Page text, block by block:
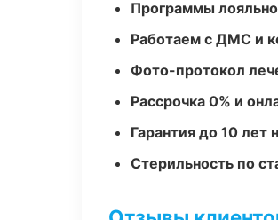
Программы
Работаем с ДМС и
Фото-протокол
Рассрочка 0% и
Гарантия до 10
Стерильность по